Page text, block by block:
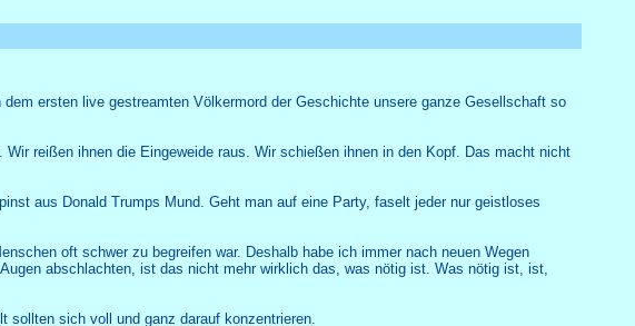
ersten live gestreamten Völkermord der Geschichte unsere ganze Gesellschaft so
reißen ihnen die Eingeweide raus. Wir schießen ihnen in den Kopf. Das macht nicht
aus Donald Trumps Mund. Geht man auf eine Party, faselt jeder nur geistloses
oft schwer zu begreifen war. Deshalb habe ich immer nach neuen Wegen
abschlachten, ist das nicht mehr wirklich das, was nötig ist. Was nötig ist, ist,
sollten sich voll und ganz darauf konzentrieren.